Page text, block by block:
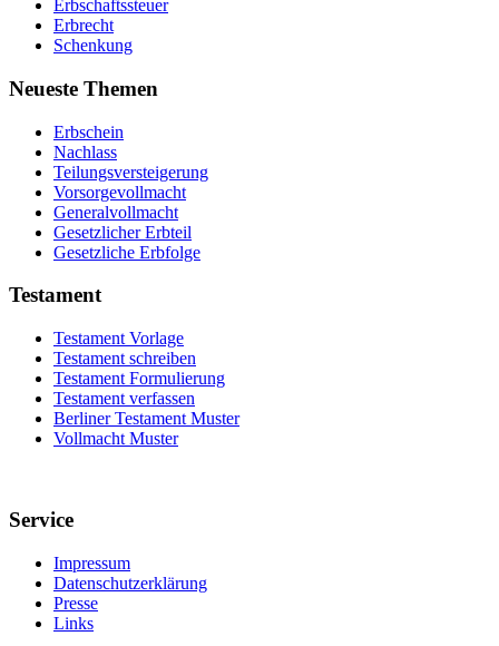
Erbschaftssteuer
Erbrecht
Schenkung
Neueste Themen
Erbschein
Nachlass
Teilungsversteigerung
Vorsorgevollmacht
Generalvollmacht
Gesetzlicher Erbteil
Gesetzliche Erbfolge
Testament
Testament Vorlage
Testament schreiben
Testament Formulierung
Testament verfassen
Berliner Testament Muster
Vollmacht Muster
Service
Impressum
Datenschutzerklärung
Presse
Links